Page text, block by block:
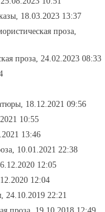
18.03.2023 13:37
проза,
проза, 24.02.2023 08:33
18.12.2021 09:56
10:55
13:46
10.01.2021 22:38
12:05
12:04
24.10.2019 22:21